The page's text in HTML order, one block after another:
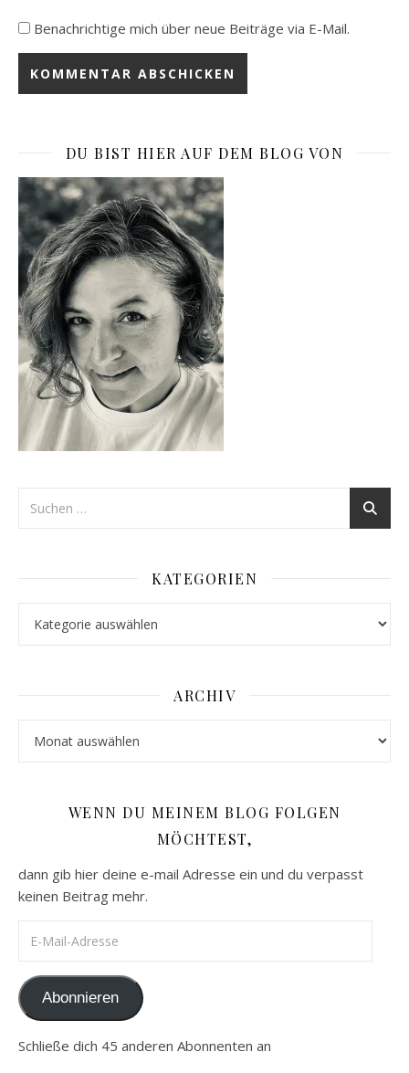
Benachrichtige mich über neue Beiträge via E-Mail.
DU BIST HIER AUF DEM BLOG VON
KATEGORIEN
ARCHIV
WENN DU MEINEM BLOG FOLGEN
MÖCHTEST,
dann gib hier deine e-mail Adresse ein und du verpasst
keinen Beitrag mehr.
Abonnieren
Schließe dich 45 anderen Abonnenten an